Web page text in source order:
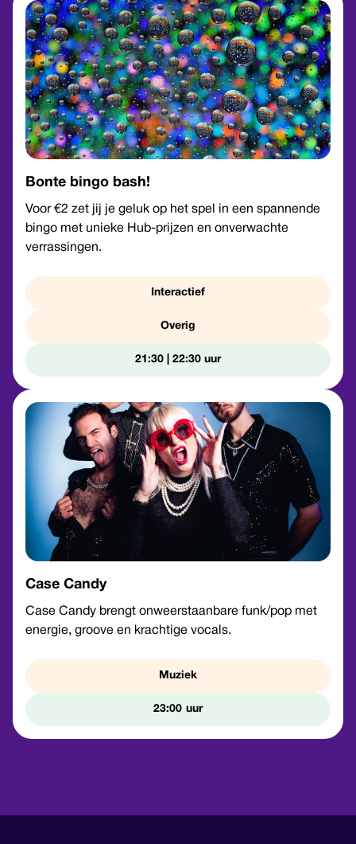
Bonte bingo bash!
Voor €2 zet jij je geluk op het spel in een spannende
bingo met unieke Hub-prijzen en onverwachte
verrassingen.
Interactief
Overig
21:30 | 22:30
Case Candy
Case Candy brengt onweerstaanbare funk/pop met
energie, groove en krachtige vocals.
Muziek
23:00